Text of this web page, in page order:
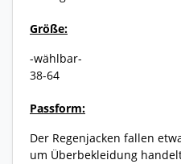
Größe:
-wählbar-
38-64
Passform:
Der Regenjacken fallen
um Überbekleidung